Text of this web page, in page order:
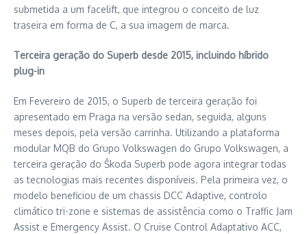
submetida a um facelift, que integrou o conceito de luz
traseira em forma de C, a sua imagem de marca.
Terceira geração do Superb desde 2015, incluindo híbrido
plug-in
Em Fevereiro de 2015, o Superb de terceira geração foi
apresentado em Praga na versão sedan, seguida, alguns
meses depois, pela versão carrinha. Utilizando a plataforma
modular MQB do Grupo Volkswagen do Grupo Volkswagen, a
terceira geração do Škoda Superb pode agora integrar todas
as tecnologias mais recentes disponíveis. Pela primeira vez, o
modelo beneficiou de um chassis DCC Adaptive, controlo
climático tri-zone e sistemas de assistência como o Traffic Jam
Assist e Emergency Assist. O Cruise Control Adaptativo ACC,